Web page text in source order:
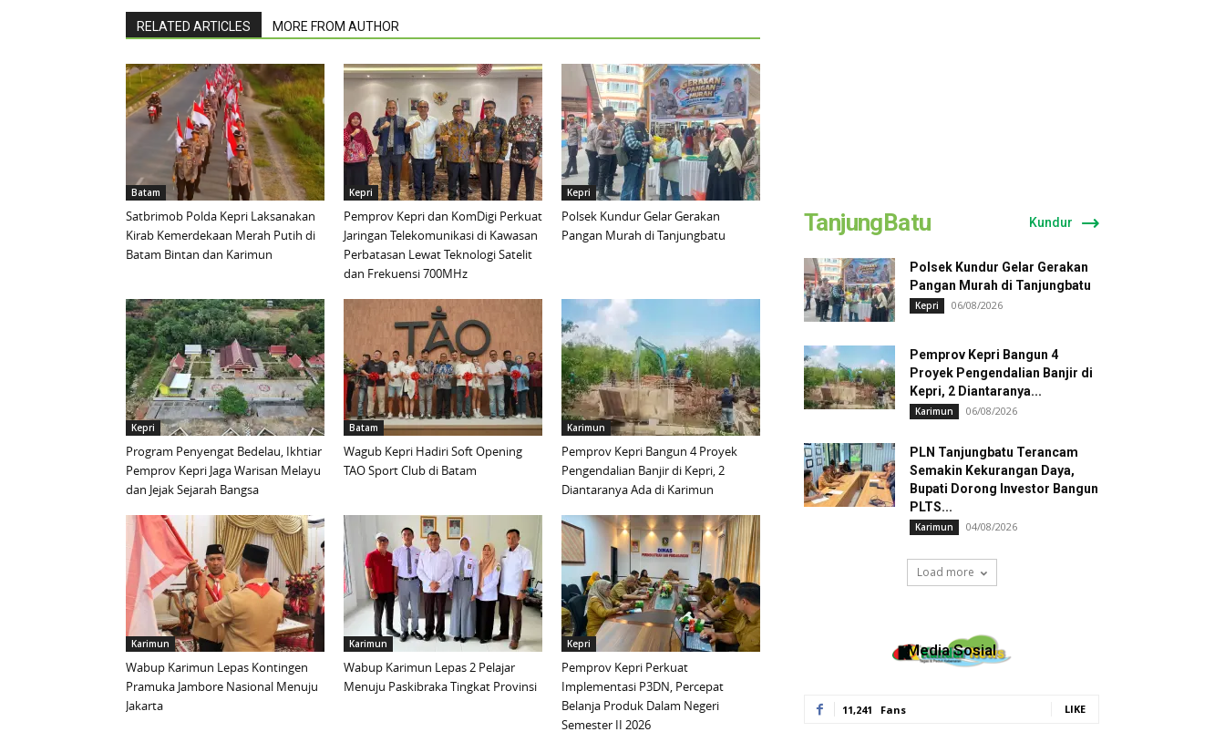
RELATED ARTICLES MORE FROM AUTHOR
Batam
Satbrimob Polda Kepri Laksanakan
Kirab Kemerdekaan Merah Putih di
Batam Bintan dan Karimun
Kepri
Pemprov Kepri dan KomDigi Perkuat
Jaringan Telekomunikasi di Kawasan
Perbatasan Lewat Teknologi Satelit
dan Frekuensi 700MHz
Kepri
Polsek Kundur Gelar Gerakan
Pangan Murah di Tanjungbatu
Kepri
Program Penyengat Bedelau, Ikhtiar
Pemprov Kepri Jaga Warisan Melayu
dan Jejak Sejarah Bangsa
Batam
Wagub Kepri Hadiri Soft Opening
TAO Sport Club di Batam
Karimun
Pemprov Kepri Bangun 4 Proyek
Pengendalian Banjir di Kepri, 2
Diantaranya Ada di Karimun
Karimun
Wabup Karimun Lepas Kontingen
Pramuka Jambore Nasional Menuju
Jakarta
Karimun
Wabup Karimun Lepas 2 Pelajar
Menuju Paskibraka Tingkat Provinsi
Kepri
Pemprov Kepri Perkuat
Implementasi P3DN, Percepat
Belanja Produk Dalam Negeri
Semester II 2026
TanjungBatu Kundur
Polsek Kundur Gelar Gerakan
Pangan Murah di Tanjungbatu
Kepri 06/08/2026
Pemprov Kepri Bangun 4
Proyek Pengendalian Banjir di
Kepri, 2 Diantaranya...
Karimun 06/08/2026
PLN Tanjungbatu Terancam
Semakin Kekurangan Daya,
Bupati Dorong Investor Bangun
PLTS...
Karimun 04/08/2026
Load more
Media Sosial
11,241 Fans LIKE